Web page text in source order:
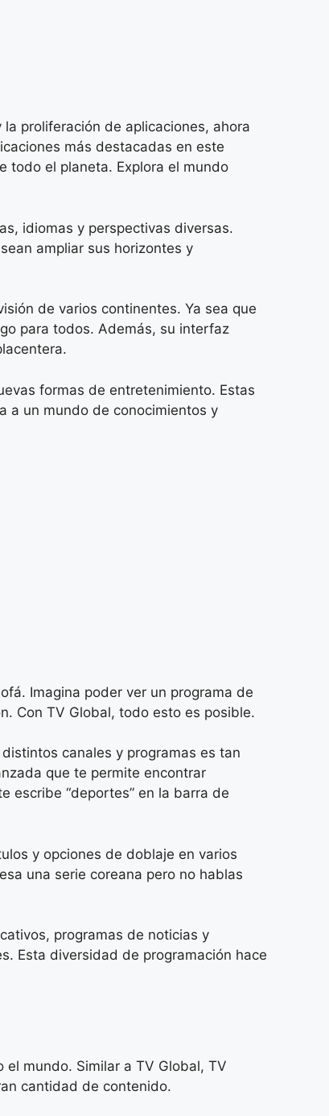
proliferación de aplicaciones, ahora
más destacadas en este
todo el planeta. Explora el mundo
idiomas y perspectivas diversas.
ampliar sus horizontes y
de varios continentes. Ya sea que
para todos. Además, su interfaz
formas de entretenimiento. Estas
a un mundo de conocimientos y
Imagina poder ver un programa de
Con TV Global, todo esto es posible.
canales y programas es tan
que te permite encontrar
escribe “deportes” en la barra de
y opciones de doblaje en varios
una serie coreana pero no hablas
programas de noticias y
Esta diversidad de programación hace
mundo. Similar a TV Global, TV
cantidad de contenido.